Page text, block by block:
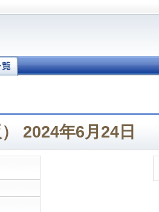
2024年6月24日